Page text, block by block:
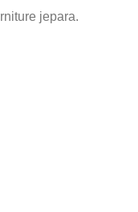
jepara.